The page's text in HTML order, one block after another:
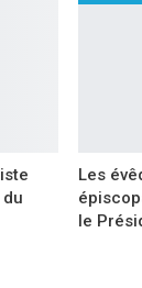
Les
le